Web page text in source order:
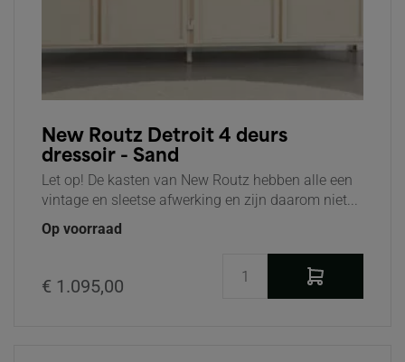
New Routz Detroit 4 deurs
dressoir - Sand
Let op! De kasten van New Routz hebben alle een
vintage en sleetse afwerking en zijn daarom niet...
Op voorraad
€ 1.095,00